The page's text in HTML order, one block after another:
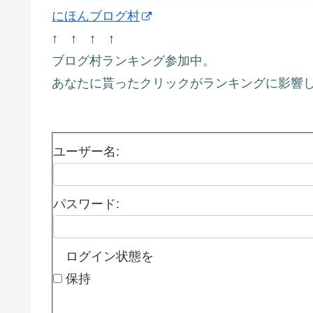
にほんブログ村
↑ ↑ ↑ ↑
ブログ村ランキング参加中。
あなたに貰ったクリックがランキングに影響
ユーザー名:
パスワード:
ログイン状態を
保持